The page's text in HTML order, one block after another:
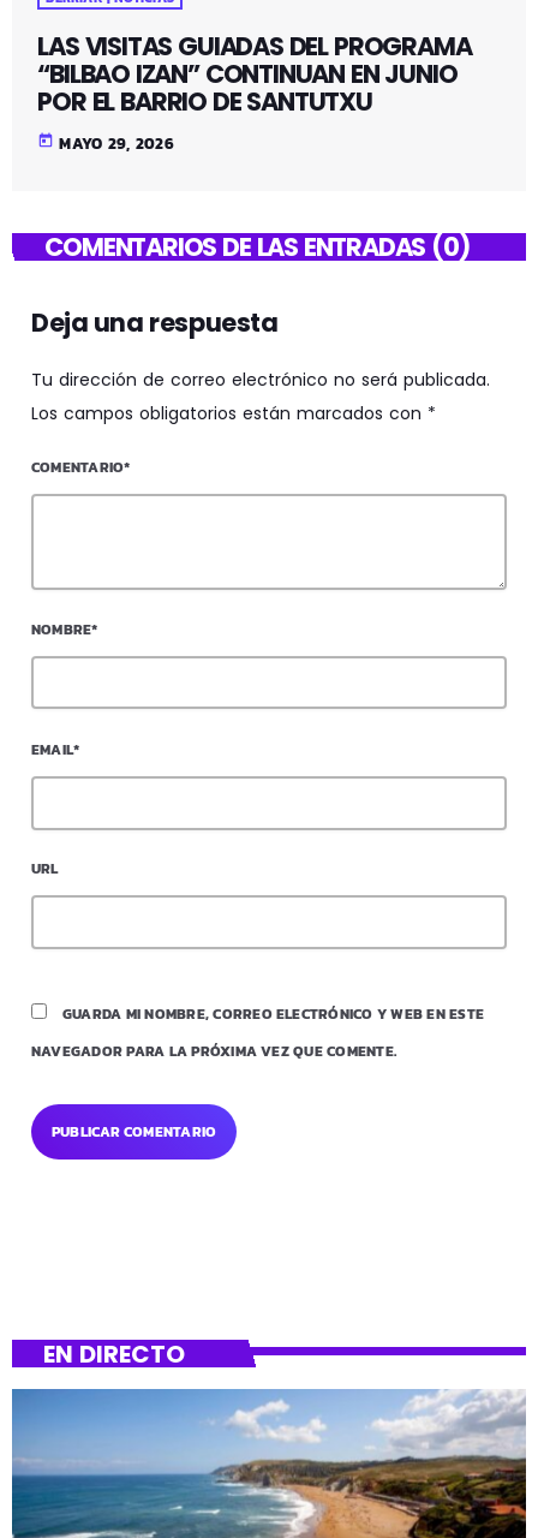
LAS VISITAS GUIADAS DEL PROGRAMA
“BILBAO IZAN” CONTINUAN EN JUNIO
POR EL BARRIO DE SANTUTXU
today MAYO 29, 2026
COMENTARIOS DE LAS ENTRADAS (0)
Deja una respuesta
Tu dirección de correo electrónico no será publicada.
Los campos obligatorios están marcados con *
COMENTARIO*
NOMBRE*
EMAIL*
URL
GUARDA MI NOMBRE, CORREO ELECTRÓNICO Y WEB EN ESTE
NAVEGADOR PARA LA PRÓXIMA VEZ QUE COMENTE.
EN DIRECTO